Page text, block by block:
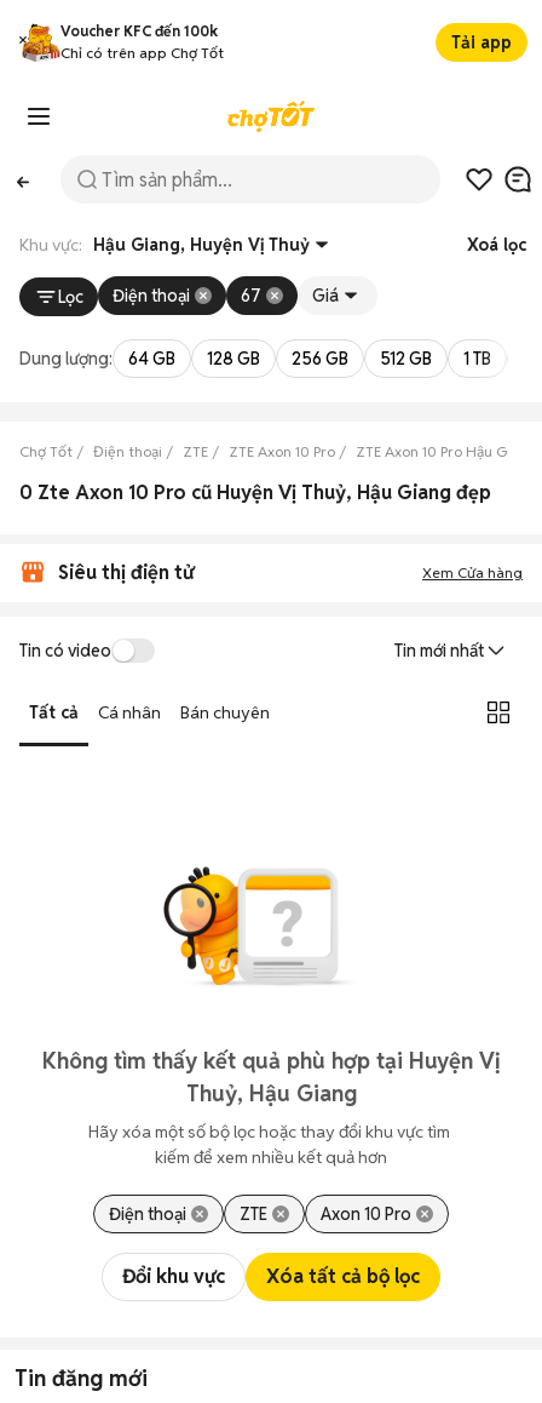
Voucher KFC đến 100k
Chỉ có trên app Chợ Tốt
Tải app
Khu vực: Hậu Giang, Huyện Vị Thuỷ Xoá lọc
Lọc Điện thoại 67 Giá
Dung lượng: 64 GB 128 GB 256 GB 512 GB 1 TB
Chợ Tốt Điện thoại ZTE ZTE Axon 10 Pro ZTE Axon 10 Pro Hậu Giang
0 Zte Axon 10 Pro cũ Huyện Vị Thuỷ, Hậu Giang đẹp
Siêu thị điện tử Xem Cửa hàng
Tin có video Tin mới nhất
Tất cả Cá nhân Bán chuyên
Không tìm thấy kết quả phù hợp tại Huyện Vị
Thuỷ, Hậu Giang
Hãy xóa một số bộ lọc hoặc thay đổi khu vực tìm
kiếm để xem nhiều kết quả hơn
Điện thoại ZTE Axon 10 Pro
Đổi khu vực Xóa tất cả bộ lọc
Tin đăng mới